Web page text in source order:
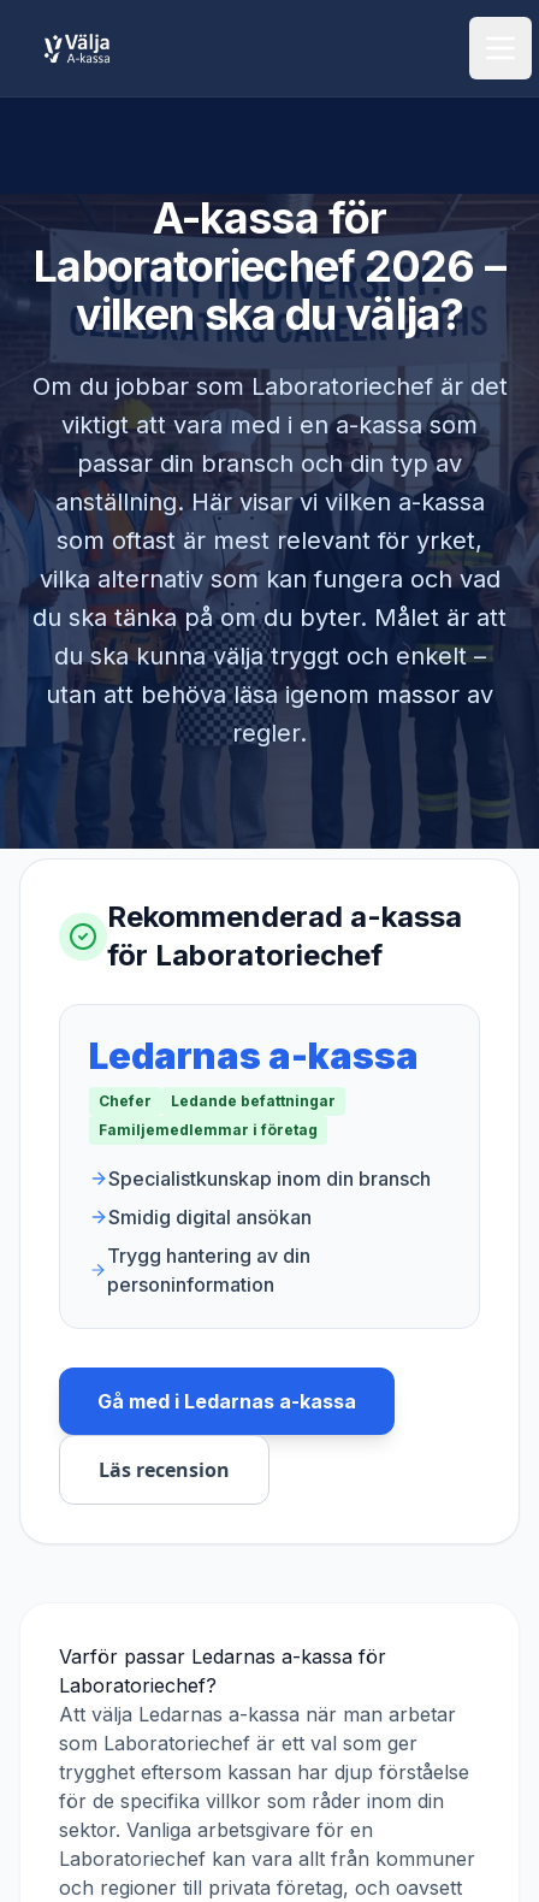
A-kassa för
Laboratoriechef2026 –
vilken ska du välja?
Om du jobbar som Laboratoriechefär det
viktigt att vara med i en a-kassa som
passar din bransch och din typ av
anställning. Här visar vi vilken a-kassa
som oftast är mest relevant för yrket,
vilka alternativ som kan fungera och vad
du ska tänka på om du byter. Målet är att
du ska kunna välja tryggt och enkelt –
utan att behöva läsa igenom massor av
regler.
Rekommenderad a-kassa
för Laboratoriechef
Ledarnas a-kassa
Chefer
Ledande befattningar
Familjemedlemmar i företag
Specialistkunskap inom din bransch
Smidig digital ansökan
Trygg hantering av din
personinformation
Gå med i Ledarnas a-kassa
Läs recension
Varför passar Ledarnas a-kassa för
Laboratoriechef?
Att välja Ledarnas a-kassa när man arbetar
som Laboratoriechef är ett val som ger
trygghet eftersom kassan har djup förståelse
för de specifika villkor som råder inom din
sektor. Vanliga arbetsgivare för en
Laboratoriechef kan vara allt från kommuner
och regioner till privata företag, och oavsett